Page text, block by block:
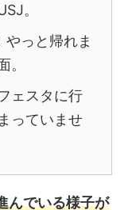
。
っと帰れま
。
ェスタに行
っていませ
んでいる様子が